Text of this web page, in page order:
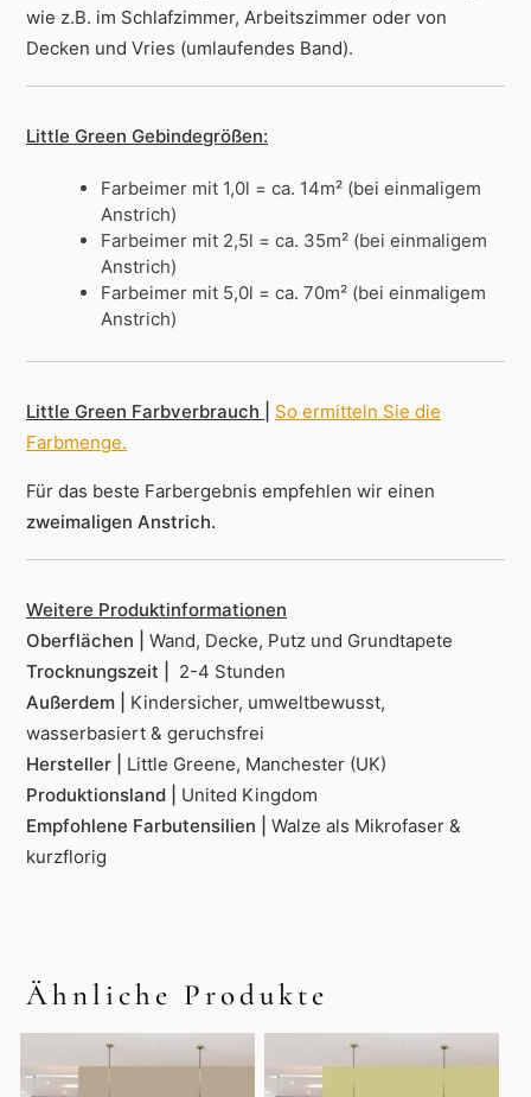
wie z.B. im Schlafzimmer, Arbeitszimmer oder von
Decken und Vries (umlaufendes Band).
Little Green Gebindegrößen:
Farbeimer mit 1,0l = ca. 14m² (bei einmaligem
Anstrich)
Farbeimer mit 2,5l = ca. 35m² (bei einmaligem
Anstrich)
Farbeimer mit 5,0l = ca. 70m² (bei einmaligem
Anstrich)
Little Green Farbverbrauch |
So ermitteln Sie die
Farbmenge.
Für das beste Farbergebnis empfehlen wir einen
zweimaligen Anstrich.
Weitere Produktinformationen
Oberflächen | Wand, Decke, Putz und Grundtapete
Trocknungszeit |
2-4 Stunden
Außerdem | Kindersicher, umweltbewusst,
wasserbasiert & geruchsfrei
Hersteller | Little Greene, Manchester (UK)
Produktionsland | United Kingdom
Empfohlene Farbutensilien | Walze als Mikrofaser &
kurzflorig
Ähnliche Produkte
Produkt
Produkt